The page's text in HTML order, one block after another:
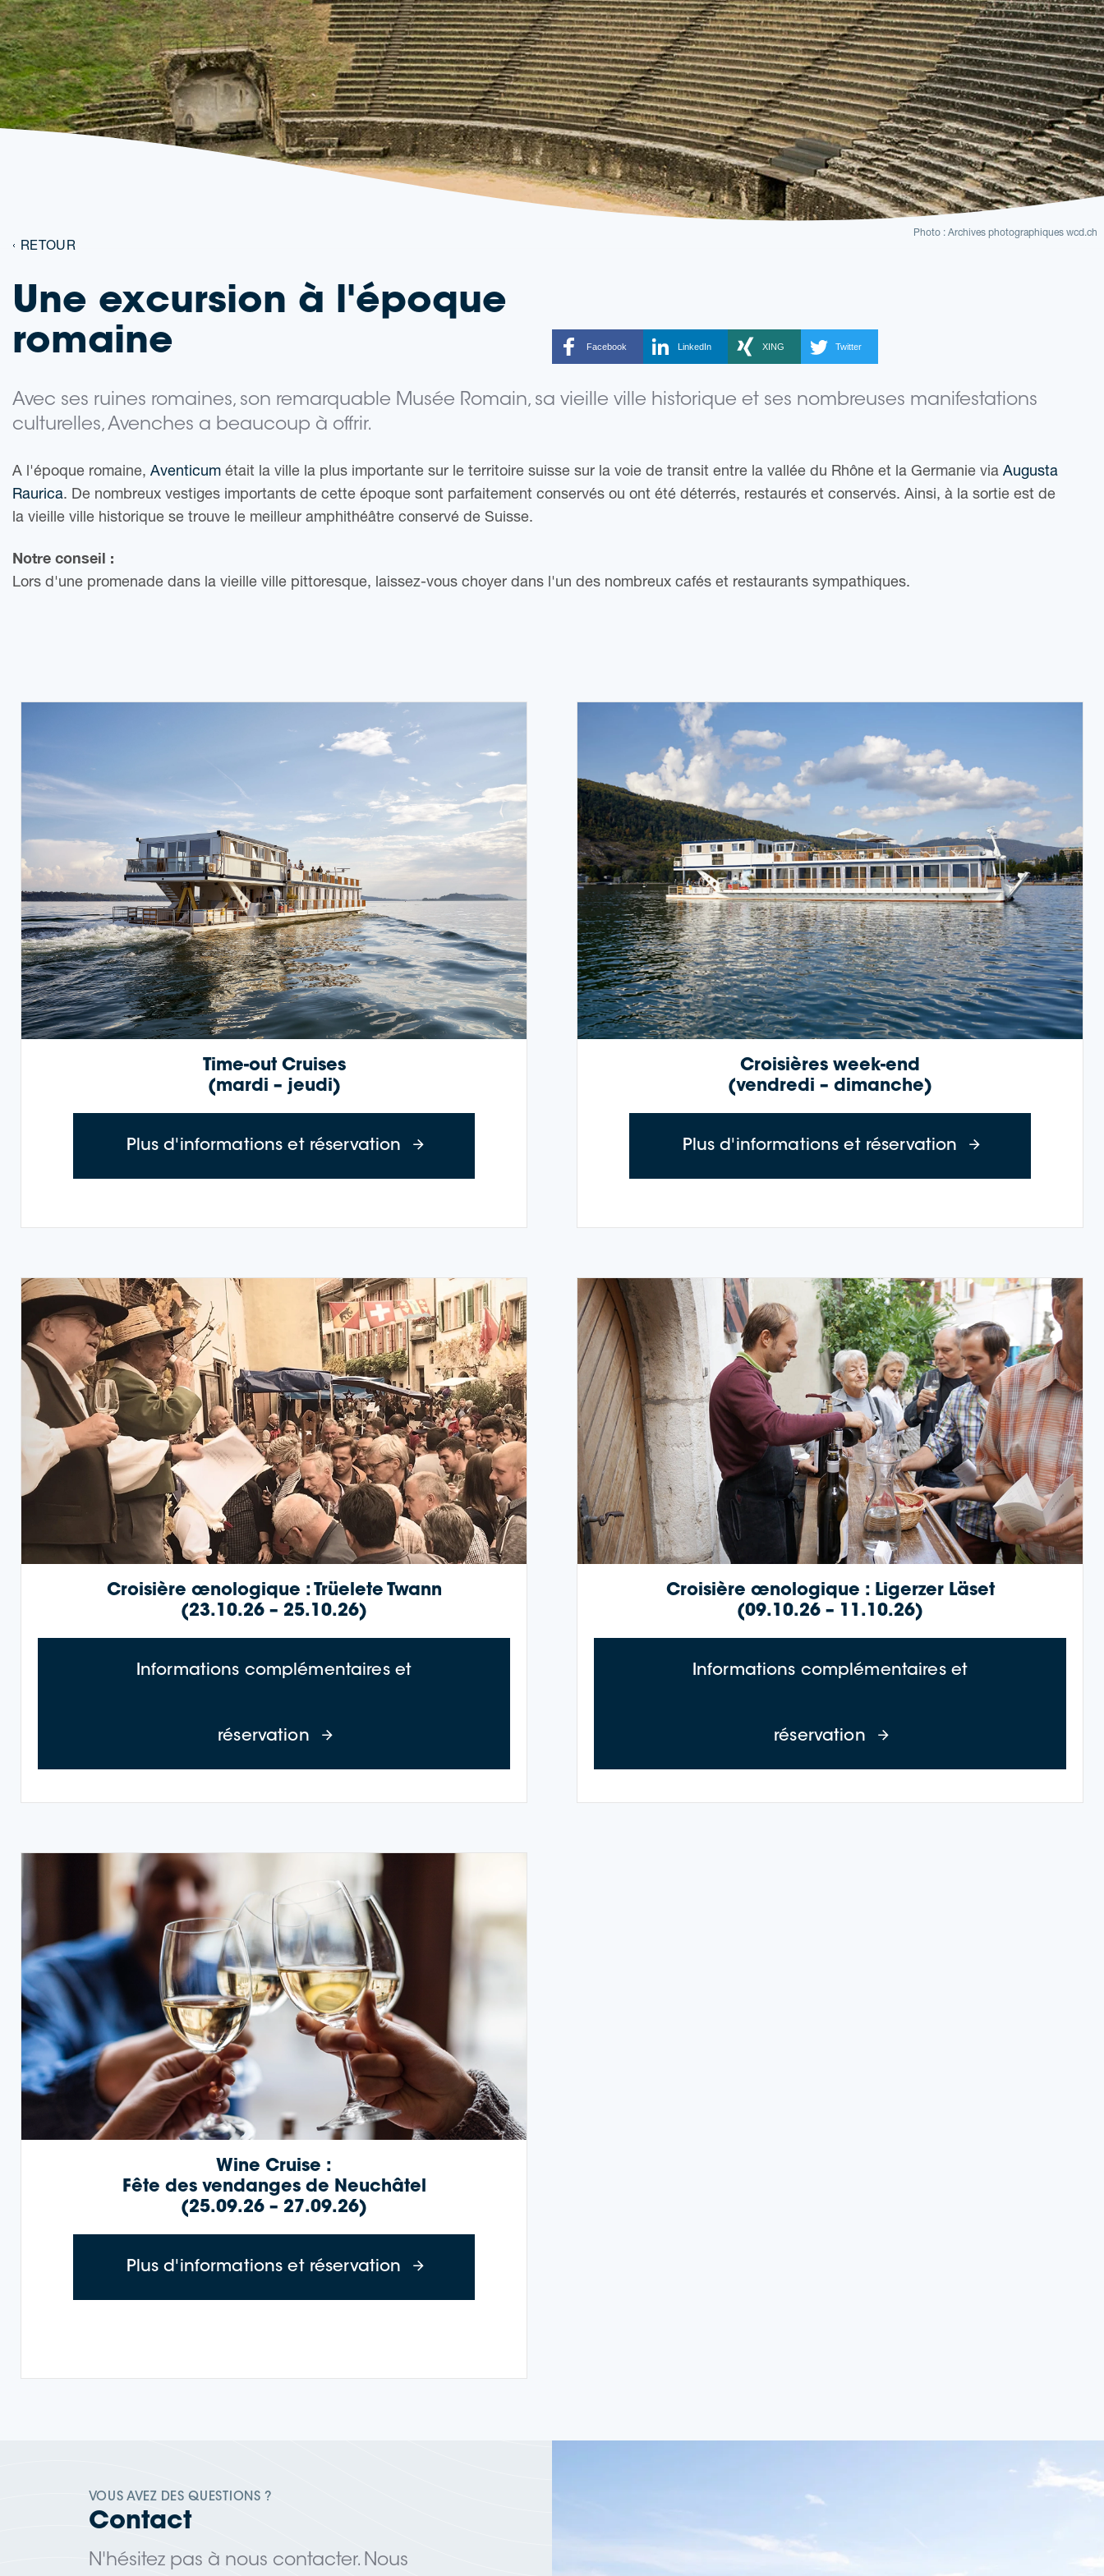
Photo : Archives photographiques wcd.ch
RETOUR
Une excursion à l'époque
romaine
Facebook LinkedIn XING Twitter
Avec ses ruines romaines, son remarquable Musée Romain, sa vieille ville historique et ses nombreuses manifestations
culturelles, Avenches a beaucoup à offrir.
A l'époque romaine, Aventicum était la ville la plus importante sur le territoire suisse sur la voie de transit entre la vallée du Rhône et la Germanie via Augusta
Raurica. De nombreux vestiges importants de cette époque sont parfaitement conservés ou ont été déterrés, restaurés et conservés. Ainsi, à la sortie est de
la vieille ville historique se trouve le meilleur amphithéâtre conservé de Suisse.
Notre conseil :
Lors d'une promenade dans la vieille ville pittoresque, laissez-vous choyer dans l'un des nombreux cafés et restaurants sympathiques.
Time-out Cruises
(mardi – jeudi)
Plus d'informations et réservation à propos des croisières Time-out (mardi – jeudi)
Croisières week-end
(vendredi – dimanche)
Plus d'informations et réservation à propos des
Croisière œnologique : Trüele­te Twann
(23.10.26 – 25.10.26)
Informations complémentaires et
réservationà propos de la croisière œnologique : Trüele Twann (23.10.26 – 25.10.26)
Croisière œnologique : Ligerzer Läset
(09.10.26 – 11.10.26)
Informations complémentaires et
réservationà propos de Wine Cruise :
Wine Cruise :
Fête des vendanges de Neuchâtel
(25.09.26 – 27.09.26)
Plus d'informations et réservation à propos de Wine Cruise : Fête des vendanges de Neuchâtel (25.09.26 – 27.09.26)
VOUS AVEZ DES QUESTIONS ?
Contact
N'hésitez pas à nous contacter. Nous